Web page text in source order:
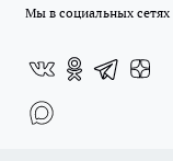
Мы в социальных сетях